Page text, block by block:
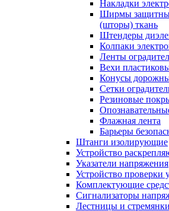
Накладки
Ширмы
(шторы) ткань
Штендеры
Колпаки
Ленты
Вехи
Конусы
Сетки
Резиновые
Флажная лента
Барьеры
Штанги изолирующие
Устройство
Указатели напряжения
Устройство проверки
Комплектующие
Сигнализаторы
Лестницы и